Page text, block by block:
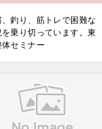
、釣り、筋トレで困難な
を乗り切っています。東
体セミナー